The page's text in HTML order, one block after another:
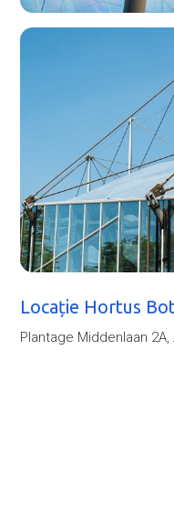
Locație Hortus
Plantage Middenlaan